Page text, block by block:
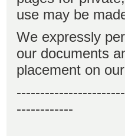
use may be
We expressly
our documents
placement on
------------